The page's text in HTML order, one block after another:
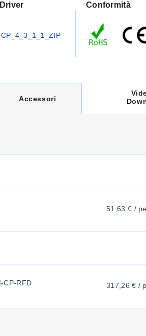
Conformità
C
R
T
Accessori
51,63 € /
CP-RFD 317,26 € /